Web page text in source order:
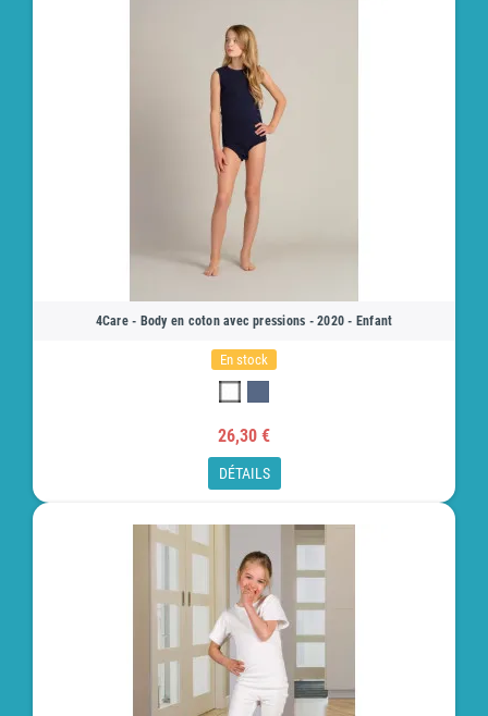
4Care - Body en coton avec pressions - 2020 - Enfant
En stock
26,30 €
DÉTAILS